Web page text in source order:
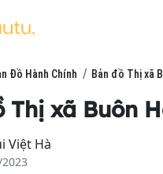
Đồ Hành Chính Bản đồ Thị xã
Thị xã Buôn
Việt Hà